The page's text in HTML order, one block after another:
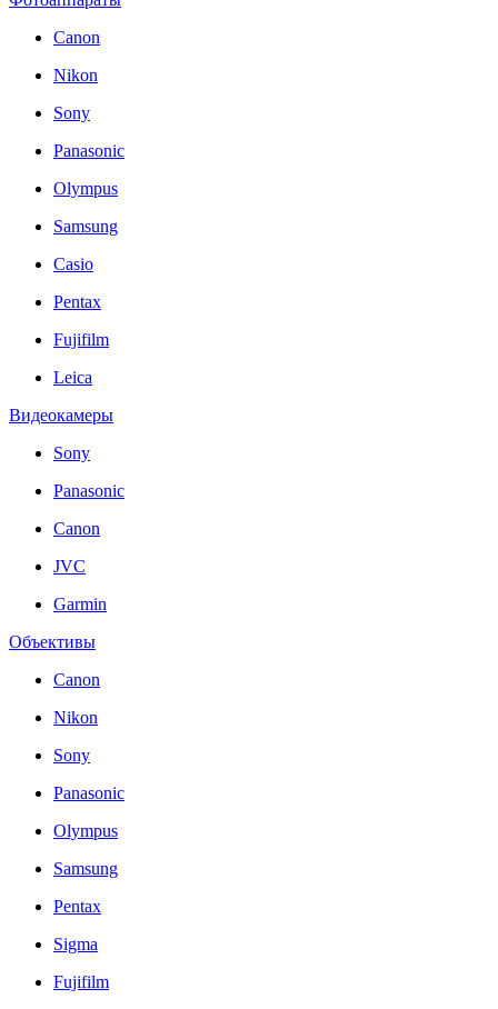
Canon
Nikon
Sony
Panasonic
Olympus
Samsung
Casio
Pentax
Fujifilm
Leica
Видеокамеры
Sony
Panasonic
Canon
JVC
Garmin
Объективы
Canon
Nikon
Sony
Panasonic
Olympus
Samsung
Pentax
Sigma
Fujifilm